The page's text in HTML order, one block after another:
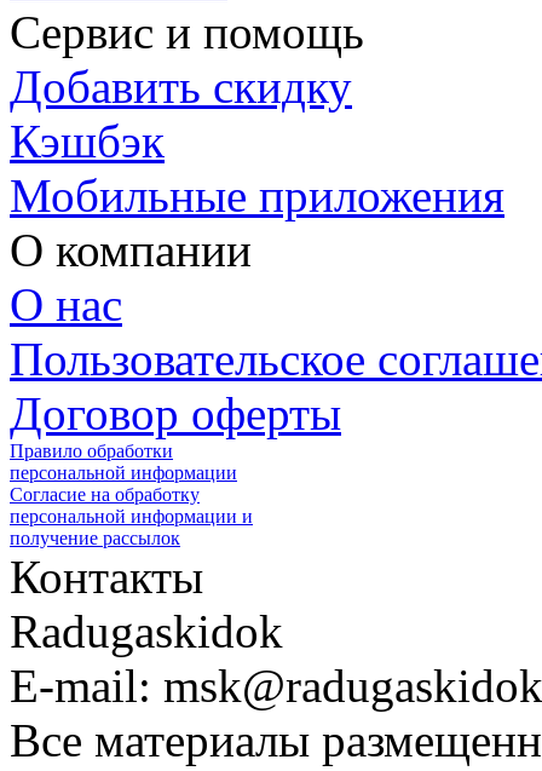
Сервис и помощь
Добавить скидку
Кэшбэк
Мобильные приложения
О компании
О нас
Пользовательское
Договор оферты
Правило обработки
персональной информации
Согласие на обработку
персональной информации и
получение рассылок
Контакты
Radugaskidok
E-mail:
Все материалы